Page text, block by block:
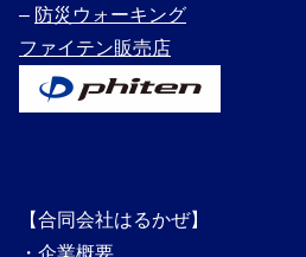
– 防災ウォーキング
ファイテン販売店
【合同会社はるかぜ】
・ 企業概要